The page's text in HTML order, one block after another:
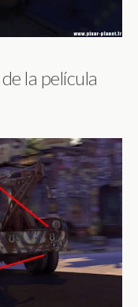
la película